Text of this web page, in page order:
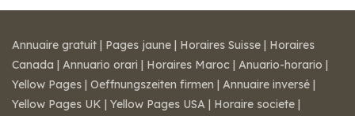
Annuaire gratuit | Pages jaune | Horaires Suisse | Horaires
Canada | Annuario orari | Horaires Maroc | Anuario-horario |
Yellow Pages | Oeffnungszeiten firmen | Annuaire inversé |
Yellow Pages UK | Yellow Pages USA | Horaire societe |